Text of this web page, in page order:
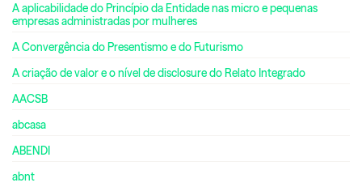
A aplicabilidade do Princípio da Entidade nas micro e pequenas
empresas administradas por mulheres
A Convergência do Presentismo e do Futurismo
A criação de valor e o nível de disclosure do Relato Integrado
AACSB
abcasa
ABENDI
abnt